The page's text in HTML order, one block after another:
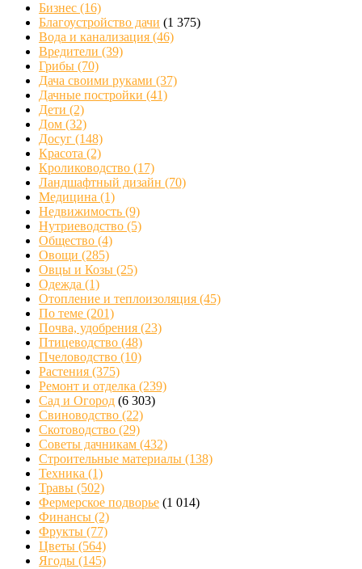
Бизнес (16)
Благоустройство дачи (1 375)
Вода и канализация (46)
Вредители (39)
Грибы (70)
Дача своими руками (37)
Дачные постройки (41)
Дети (2)
Дом (32)
Досуг (148)
Красота (2)
Кролиководство (17)
Ландшафтный дизайн (70)
Медицина (1)
Недвижимость (9)
Нутриеводство (5)
Общество (4)
Овощи (285)
Овцы и Козы (25)
Одежда (1)
Отопление и теплоизоляция (45)
По теме (201)
Почва, удобрения (23)
Птицеводство (48)
Пчеловодство (10)
Растения (375)
Ремонт и отделка (239)
Сад и Огород (6 303)
Свиноводство (22)
Скотоводство (29)
Советы дачникам (432)
Строительные материалы (138)
Техника (1)
Травы (502)
Фермерское подворье (1 014)
Финансы (2)
Фрукты (77)
Цветы (564)
Ягоды (145)